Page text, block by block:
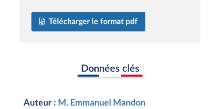
Télécharger le format pdf
Données clés
Auteur : M. Emmanuel Mandon